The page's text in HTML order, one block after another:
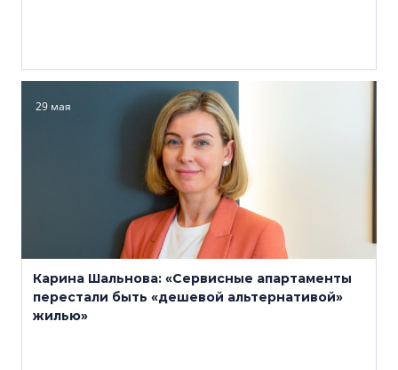
29 мая
Карина Шальнова: «Сервисные апартаменты
перестали быть «дешевой альтернативой»
жилью»